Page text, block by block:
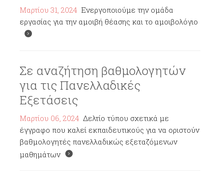
Μαρτίου 31, 2024 Ενεργοποιούμε την ομάδα
εργασίας για την αμοιβή θέασης και το αμοιβολόγιο
Σε αναζήτηση βαθμολογητών
για τις Πανελλαδικές
Εξετάσεις
Μαρτίου 06, 2024 Δελτίο τύπου σχετικά με
έγγραφο που καλεί εκπαιδευτικούς για να οριστούν
βαθμολογητές πανελλαδικώς εξεταζόμενων
μαθημάτων